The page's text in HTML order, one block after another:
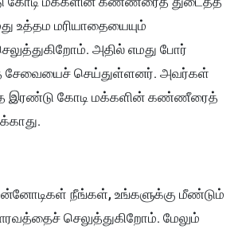
உத்தம மரியாதையையும்
அதில் எமது போர்
சேவையைச் செய்துள்ளனர். அவர்கள்
இரண்டு கோடி மக்களின் கண்ணீரைத்
நீங்கள், உங்களுக்கு மீண்டும்
செலுத்துகிறோம். மேலும்